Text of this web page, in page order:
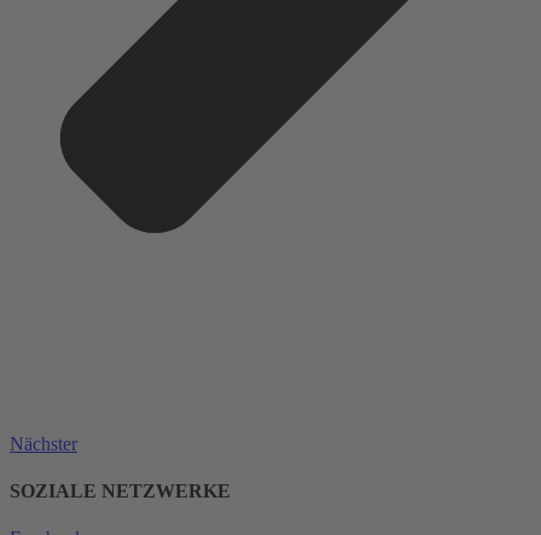
Nächster
SOZIALE NETZWERKE